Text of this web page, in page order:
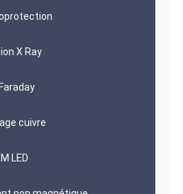
X Ray
cuivre
LED